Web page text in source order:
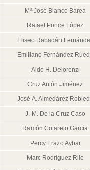
Mª José Blanco Barea
Rafael Ponce López
Eliseo Rabadán
Emiliano Fernández
Aldo H. Delorenzi
Cruz Antón Jiménez
José A. Almedárez
J. M. De la Cruz Caso
Ramón Cotarelo García
Percy Erazo Aybar
Marc Rodríguez Rilo